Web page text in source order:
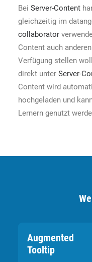
Bei Server-Content
gleichzeitig im
collaborator
Content auch
Verfügung stellen
direkt unter Server-
Content wird
hochgeladen und
Lernern genutzt
Augmented
Tooltip